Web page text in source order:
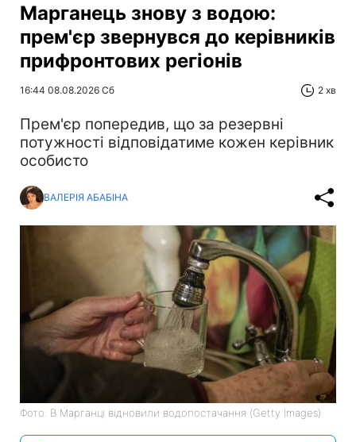
Марганець знову з водою:
прем'єр звернувся до керівників
прифронтових регіонів
16:44 08.08.2026 Сб 2 хв
Прем'єр попередив, що за резервні
потужності відповідатиме кожен керівник
особисто
ВАЛЕРІЯ АБАБІНА
Фото: В Марганці відновили водопостачання (Getty Images)